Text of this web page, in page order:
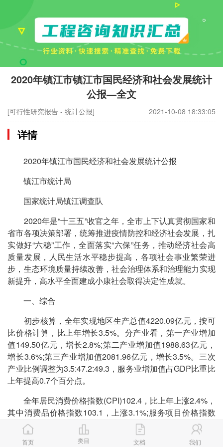
2020年镇江市镇江市国民经济和社会发展统计
公报—全文
[可行性研究报告 - 统计公报] 2021-10-08 18:33:05
详情
2020年镇江市国民经济和社会发展统计公报
镇江市统计局
国家统计局镇江调查队
2020年是“十三五”收官之年，全市上下认真贯彻国家和
省市各项决策部署，统筹推进疫情防控和经济社会发展，扎
实做好“六稳”工作，全面落实“六保”任务，推动经济社会高
质量发展，人民生活水平稳步提高，各项社会事业繁荣进
步，生态环境质量持续改善，社会治理体系和治理能力实现
新提升，高水平全面建成小康社会取得决定性成就。
一、综合
初步核算，全年实现地区生产总值4220.09亿元，按可
比价格计算，比上年增长3.5%。分产业看，第一产业增加
值149.50亿元，增长2.8%;第二产业增加值1988.63亿元，
增长3.6%;第三产业增加值2081.96亿元，增长3.5%。三次
产业比例调整为3.5:47.2:49.3，服务业增加值占GDP比重比
上年提高0.7个百分点。
全年居民消费价格指数(CPI)102.4，比上年上涨2.4%，
其中消费品价格指数103.1，上涨3.1%;服务项目价格指数
101.3，上涨1.3%。分类别看，食品烟酒类上涨7.5%，居住
类上涨1.0%，生活用品及服务类上涨0.3%，教育文化和娱
首页 类目 文档 我们